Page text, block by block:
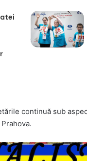
continuă sub